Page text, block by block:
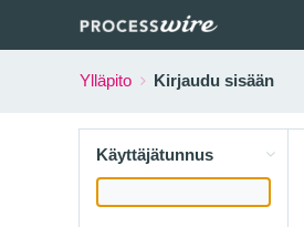
Ylläpito Kirjaudu sisään
Käyttäjätunnus